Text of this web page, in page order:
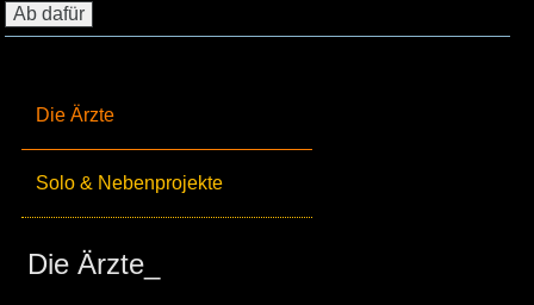
Die Ärzte
Solo & Nebenprojekte
Die Ärzte_